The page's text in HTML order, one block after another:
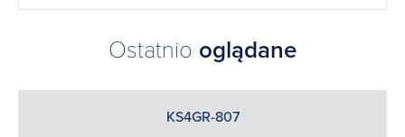
Ostatnio oglądane
KS4GR-807